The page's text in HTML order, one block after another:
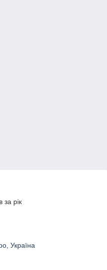
за рік
Україна